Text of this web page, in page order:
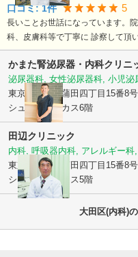
口コミ:1件 5
長いことお世話になっています。
科、皮膚科等で丁寧に 診察して頂
かまた腎泌尿器・内科クリニ
泌尿器科, 女性泌尿器科, 小児泌
東京都大田区蒲田四丁目15番8号
シュロスバッカス6階
田辺クリニック
内科, 呼吸器内科, アレルギー科,
東京都大田区
蒲田四丁目15番8号
シュロスバッカス5階
大田区(内科)